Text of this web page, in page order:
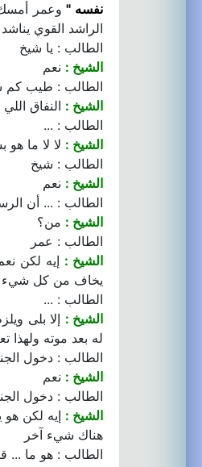
نفسه "وعمر أمسك
الراشد القوي
الطالب : يا شيخ
الشيخ : نعم
الطالب : طيب كم
الشيخ : النفاق
الطالب : ...
الشيخ : لا لا ما
الطالب : شيخ
الشيخ : نعم
الطالب : ... أن
الشيخ : من؟
الطالب : عمر
الشيخ : إيه لكن
يخاف من كل شيء
الطالب : ...
الشيخ : إلا بلى
له بعد موته ولهذا
الطالب : دخول
الشيخ : نعم
الطالب : دخول
الشيخ : إيه لكن
هناك شيء آخر
الطالب : هو ما ...